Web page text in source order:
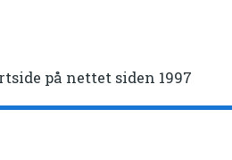
på nettet siden 1997